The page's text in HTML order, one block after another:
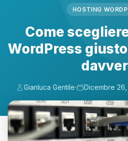
HOSTING
Come
WordPress
Gianluca Gentile· Dicembre